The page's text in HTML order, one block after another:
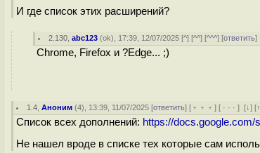
И где список этих расширений?
2.130 ,abc123 (ok), 17:39, 12/07/2025 [^] [^^] [^^^] [ответить]
Chrome, Firefox и ?Edge... ;)
1.4 ,Аноним (4), 13:39, 11/07/2025 [ответить] [ ﹢﹢﹢] [ · · ·][↓] [
Список всех дополнений: https://
Не нашел вроде в списке тех которые сам